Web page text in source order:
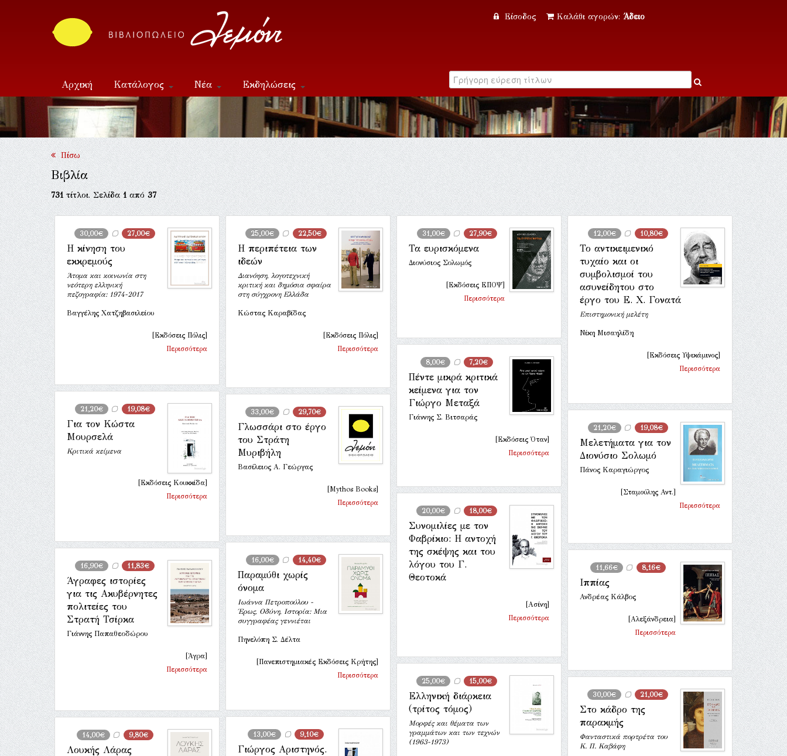
Είσοδος Καλάθι αγορών: Άδειο
Αρχική Κατάλογος Νέα Εκδηλώσεις
Επικοινωνία
Πίσω
Βιβλία
731τίτλοι. Σελίδα1από37
30,00€ 27,00€
Η κίνηση του
εκκρεμούς
Άτομα και κοινωνία στη
νεότερη ελληνική
πεζογραφία: 1974-2017
Βαγγέλης Χατζηβασιλείου
[Εκδόσεις Πόλις]
Περισσότερα
25,00€ 22,50€
Η περιπέτεια των
ιδεών
Διανόηση, λογοτεχνική
κριτική και δημόσια σφαίρα
στη σύγχρονη Ελλάδα
Κώστας Καραβίδας
[Εκδόσεις Πόλις]
Περισσότερα
31,00€ 27,90€
Τα ευρισκόμενα
Διονύσιος Σολωμός
[Εκδόσεις ΕΠΟΨ]
Περισσότερα
12,00€ 10,80€
Το αντικειμενικό
τυχαίο και οι
συμβολισμοί του
ασυνείδητου στο
έργο του Ε. Χ. Γονατά
Επιστημονική μελέτη
Νίκη Μισαηλίδη
[Εκδόσεις Υψικάμινος]
Περισσότερα
8,00€ 7,20€
Πέντε μικρά κριτικά
κείμενα για τον
Γιώργο Μεταξά
Γιάννης Σ. Βιτσαράς
[Εκδόσεις Όταν]
Περισσότερα
21,20€ 19,08€
Για τον Κώστα
Μουρσελά
Κριτικά κείμενα
[Εκδόσεις Κουκκίδα]
Περισσότερα
33,00€ 29,70€
Γλωσσάρι στο έργο
του Στράτη
Μυριβήλη
Βασίλειος Α. Γεώργας
[Mythos Books]
Περισσότερα
21,20€ 19,08€
Μελετήματα για τον
Διονύσιο Σολωμό
Πάνος Καραγιώργος
[Σταμούλης Αντ.]
Περισσότερα
20,00€ 18,00€
Συνομιλίες με τον
Φαβρίκιο: Η αντοχή
της σκέψης και του
λόγου του Γ.
Θεοτοκά
[Ασίνη]
Περισσότερα
16,00€ 14,40€
Παραμύθι χωρίς
όνομα
Ιωάννα Πετροπούλου -
Έρως, Οδύνη, Ιστορία: Μια
συγγραφέας γεννιέται
Πηνελόπη Σ. Δέλτα
[Πανεπιστημιακές Εκδόσεις Κρήτης]
Περισσότερα
16,90€ 11,83€
Άγραφες ιστορίες
για τις Ακυβέρνητες
πολιτείες του
Στρατή Τσίρκα
Γιάννης Παπαθεοδώρου
[Άγρα]
Περισσότερα
11,66€ 8,16€
Ιππίας
Ανδρέας Κάλβος
[Αλεξάνδρεια]
Περισσότερα
25,00€ 15,00€
Ελληνική διάρκεια
(τρίτος τόμος)
Μορφές και θέματα των
γραμμάτων και των τεχνών
(1963-1973)
30,00€ 21,00€
Στο κάδρο της
παρακμής
Φανταστικά πορτρέτα του
Κ. Π. Καβάφη
13,00€ 9,10€
Γιώργος Αριστηνός.
14,00€ 9,80€
Λουκής Λάρας